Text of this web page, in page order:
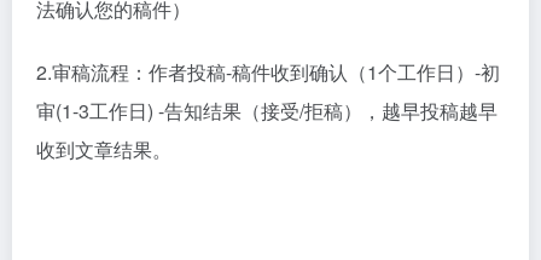
法确认您的稿件）
2.审稿流程：作者投稿-稿件收到确认（1个工作日）-初
审(1-3工作日) -告知结果（接受/拒稿），越早投稿越早
收到文章结果。